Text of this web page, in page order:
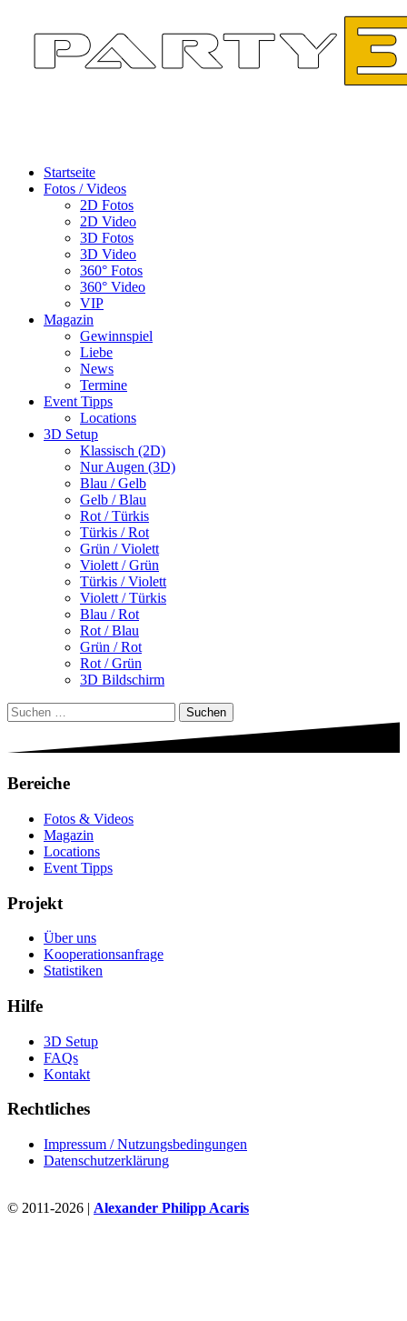
Startseite
Fotos / Videos
2D Fotos
2D Video
3D Fotos
3D Video
360° Fotos
360° Video
VIP
Magazin
Gewinnspiel
Liebe
News
Termine
Event Tipps
Locations
3D Setup
Klassisch (2D)
Nur Augen (3D)
Blau / Gelb
Gelb / Blau
Rot / Türkis
Türkis / Rot
Grün / Violett
Violett / Grün
Türkis / Violett
Violett / Türkis
Blau / Rot
Rot / Blau
Grün / Rot
Rot / Grün
3D Bildschirm
Suchen
nach:
Bereiche
Fotos & Videos
Magazin
Locations
Event Tipps
Projekt
Über uns
Kooperationsanfrage
Statistiken
Hilfe
3D Setup
FAQs
Kontakt
Rechtliches
Impressum / Nutzungsbedingungen
Datenschutzerklärung
© 2011-2026 | Alexander Philipp Acaris